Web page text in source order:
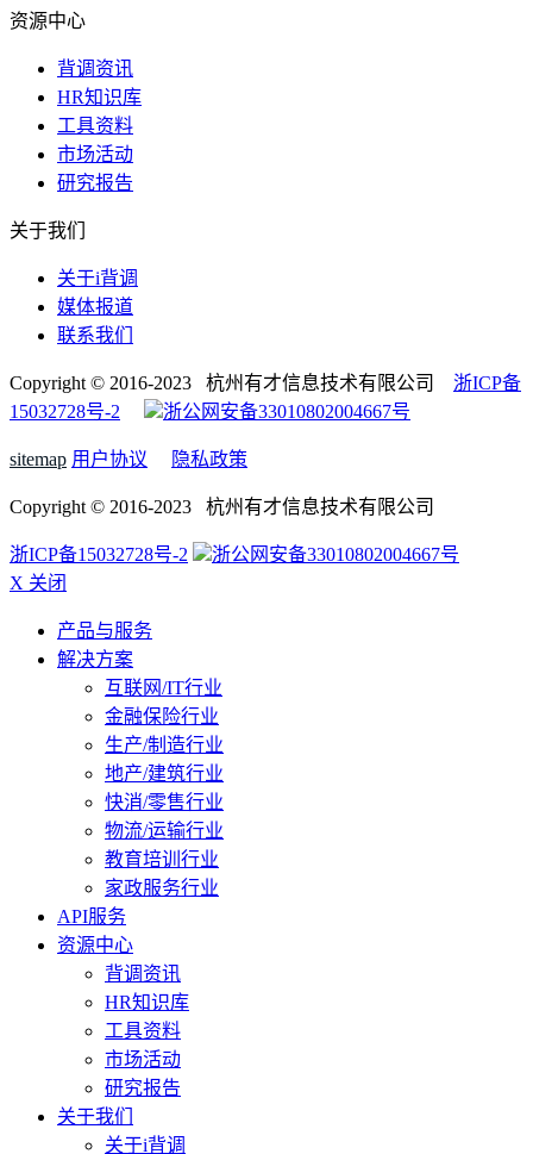
资源中心
背调资讯
HR知识库
工具资料
市场活动
研究报告
关于我们
关于i背调
媒体报道
联系我们
Copyright © 2016-2023 杭州有才信息技术有限公司 浙ICP备
15032728号-2
浙公网安备33010802004667号
sitemap 用户协议 隐私政策
Copyright © 2016-2023 杭州有才信息技术有限公司
浙ICP备15032728号-2
浙公网安备33010802004667号
X 关闭
产品与服务
解决方案
互联网/IT行业
金融保险行业
生产/制造行业
地产/建筑行业
快消/零售行业
物流/运输行业
教育培训行业
家政服务行业
API服务
资源中心
背调资讯
HR知识库
工具资料
市场活动
研究报告
关于我们
关于i背调